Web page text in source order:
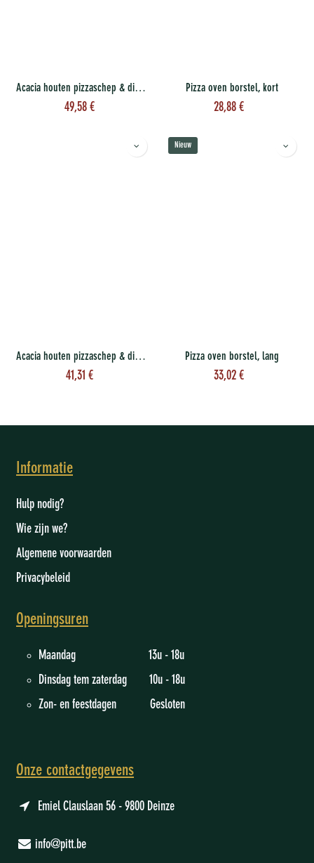
Acacia houten pizzaschep & dienblad XL 16''
49,58 €
Pizza oven borstel, kort
28,88 €
Acacia houten pizzaschep & dienblad L 14''
41,31 €
Nieuw
Pizza oven borstel, lang
33,02 €
Informatie
Hulp nodig?
Wie zijn we?
Algemene voorwaarden
Privacybeleid
Openingsuren
Maandag 13u - 18u
Dinsdag tem zaterdag 10u - 18u
Zon- en feestdagen Gesloten
Onze contactgegevens
Emiel Clauslaan 56 - 9800 Deinze
info@pitt.be